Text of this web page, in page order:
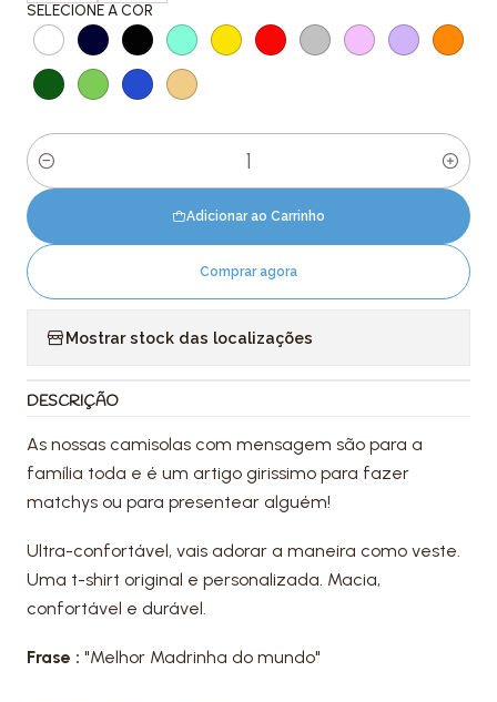
SELECIONE A COR
Quantidade
Adicionar ao Carrinho
Comprar agora
Mostrar stock das localizações
DESCRIÇÃO
As nossas camisolas com mensagem são para a
família toda e é um artigo girissimo para fazer
matchys ou para presentear alguém!
Ultra-confortável, vais adorar a maneira como veste.
Uma t-shirt original e personalizada. Macia,
confortável e durável.
Frase : "Melhor Madrinha do mundo"